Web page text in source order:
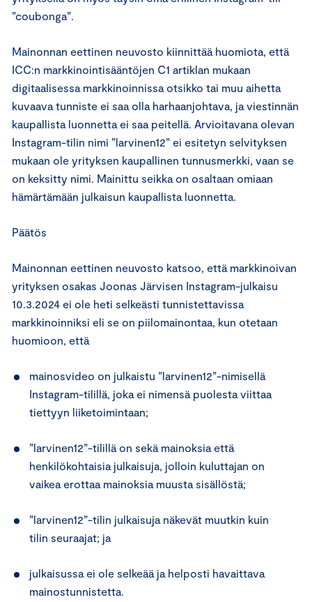
”coubonga”.
Mainonnan eettinen neuvosto kiinnittää huomiota, että
ICC:n markkinointisääntöjen C1 artiklan mukaan
digitaalisessa markkinoinnissa otsikko tai muu aihetta
kuvaava tunniste ei saa olla harhaanjohtava, ja viestinnän
kaupallista luonnetta ei saa peitellä. Arvioitavana olevan
Instagram-tilin nimi ”larvinen12” ei esitetyn selvityksen
mukaan ole yrityksen kaupallinen tunnusmerkki, vaan se
on keksitty nimi. Mainittu seikka on osaltaan omiaan
hämärtämään julkaisun kaupallista luonnetta.
Päätös
Mainonnan eettinen neuvosto katsoo, että markkinoivan
yrityksen osakas Joonas Järvisen Instagram-julkaisu
10.3.2024 ei ole heti selkeästi tunnistettavissa
markkinoinniksi eli se on piilomainontaa, kun otetaan
huomioon, että
mainosvideo on julkaistu ”larvinen12”-nimisellä
Instagram-tilillä, joka ei nimensä puolesta viittaa
tiettyyn liiketoimintaan;
”larvinen12”-tilillä on sekä mainoksia että
henkilökohtaisia julkaisuja, jolloin kuluttajan on
vaikea erottaa mainoksia muusta sisällöstä;
”larvinen12”-tilin julkaisuja näkevät muutkin kuin
tilin seuraajat; ja
julkaisussa ei ole selkeää ja helposti havaittava
mainostunnistetta.